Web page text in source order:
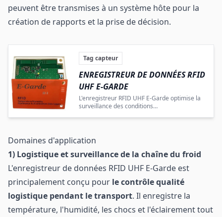
peuvent être transmises à un système hôte pour la
création de rapports et la prise de décision.
Tag capteur
ENREGISTREUR DE DONNÉES RFID
UHF E-GARDE
L'enregistreur RFID UHF E-Garde optimise la
surveillance des conditions
Domaines d'application
1) Logistique et surveillance de la chaîne du froid
L'enregistreur de données RFID UHF E-Garde est
principalement conçu pour le contrôle qualité
logistique pendant le transport. Il enregistre la
température, l'humidité, les chocs et l'éclairement tout